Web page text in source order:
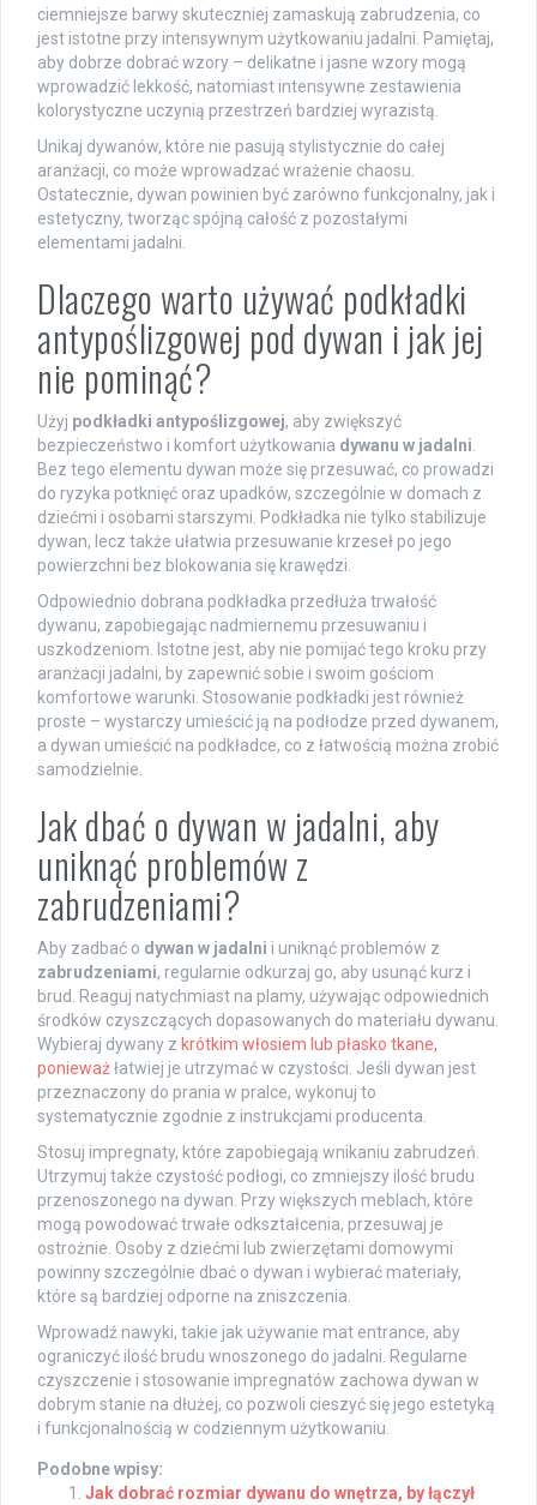
ciemniejsze barwy skuteczniej zamaskują zabrudzenia, co
jest istotne przy intensywnym użytkowaniu jadalni. Pamiętaj,
aby dobrze dobrać wzory – delikatne i jasne wzory mogą
wprowadzić lekkość, natomiast intensywne zestawienia
kolorystyczne uczynią przestrzeń bardziej wyrazistą.
Unikaj dywanów, które nie pasują stylistycznie do całej
aranżacji, co może wprowadzać wrażenie chaosu.
Ostatecznie, dywan powinien być zarówno funkcjonalny, jak i
estetyczny, tworząc spójną całość z pozostałymi
elementami jadalni.
Dlaczego warto używać podkładki
antypoślizgowej pod dywan i jak jej
nie pominąć?
Użyj podkładki antypoślizgowej, aby zwiększyć
bezpieczeństwo i komfort użytkowania dywanu w jadalni
Bez tego elementu dywan może się przesuwać, co prowadzi
do ryzyka potknięć oraz upadków, szczególnie w domach z
dziećmi i osobami starszymi. Podkładka nie tylko stabilizuje
dywan, lecz także ułatwia przesuwanie krzeseł po jego
powierzchni bez blokowania się krawędzi.
Odpowiednio dobrana podkładka przedłuża trwałość
dywanu, zapobiegając nadmiernemu przesuwaniu i
uszkodzeniom. Istotne jest, aby nie pomijać tego kroku przy
aranżacji jadalni, by zapewnić sobie i swoim gościom
komfortowe warunki. Stosowanie podkładki jest również
proste – wystarczy umieścić ją na podłodze przed dywanem,
a dywan umieścić na podkładce, co z łatwością można zrobić
samodzielnie.
Jak dbać o dywan w jadalni, aby
uniknąć problemów z
zabrudzeniami?
Aby zadbać o dywan w jadalni i uniknąć problemów z
zabrudzeniami, regularnie odkurzaj go, aby usunąć kurz i
brud. Reaguj natychmiast na plamy, używając odpowiednich
środków czyszczących dopasowanych do materiału dywanu.
Wybieraj dywany z krótkim włosiem lub płasko tkane,
ponieważłatwiej je utrzymać w czystości. Jeśli dywan jest
przeznaczony do prania w pralce, wykonuj to
systematycznie zgodnie z instrukcjami producenta.
Stosuj impregnaty, które zapobiegają wnikaniu zabrudzeń.
Utrzymuj także czystość podłogi, co zmniejszy ilość brudu
przenoszonego na dywan. Przy większych meblach, które
mogą powodować trwałe odkształcenia, przesuwaj je
ostrożnie. Osoby z dziećmi lub zwierzętami domowymi
powinny szczególnie dbać o dywan i wybierać materiały,
które są bardziej odporne na zniszczenia.
Wprowadź nawyki, takie jak używanie mat entrance, aby
ograniczyć ilość brudu wnoszonego do jadalni. Regularne
czyszczenie i stosowanie impregnatów zachowa dywan w
dobrym stanie na dłużej, co pozwoli cieszyć się jego estetyką
i funkcjonalnością w codziennym użytkowaniu.
Podobne wpisy:
Jak dobrać rozmiar dywanu do wnętrza, by łączył